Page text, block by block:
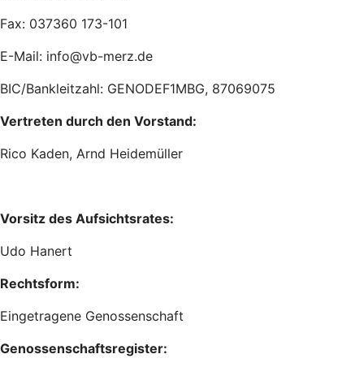
Fax: 037360 173-101
E-Mail: info@vb-merz.de
BIC/Bankleitzahl: GENODEF1MBG, 87069075
Vertreten durch den Vorstand:
Rico Kaden, Arnd Heidemüller
Vorsitz des Aufsichtsrates:
Udo Hanert
Rechtsform:
Eingetragene Genossenschaft
Genossenschaftsregister: